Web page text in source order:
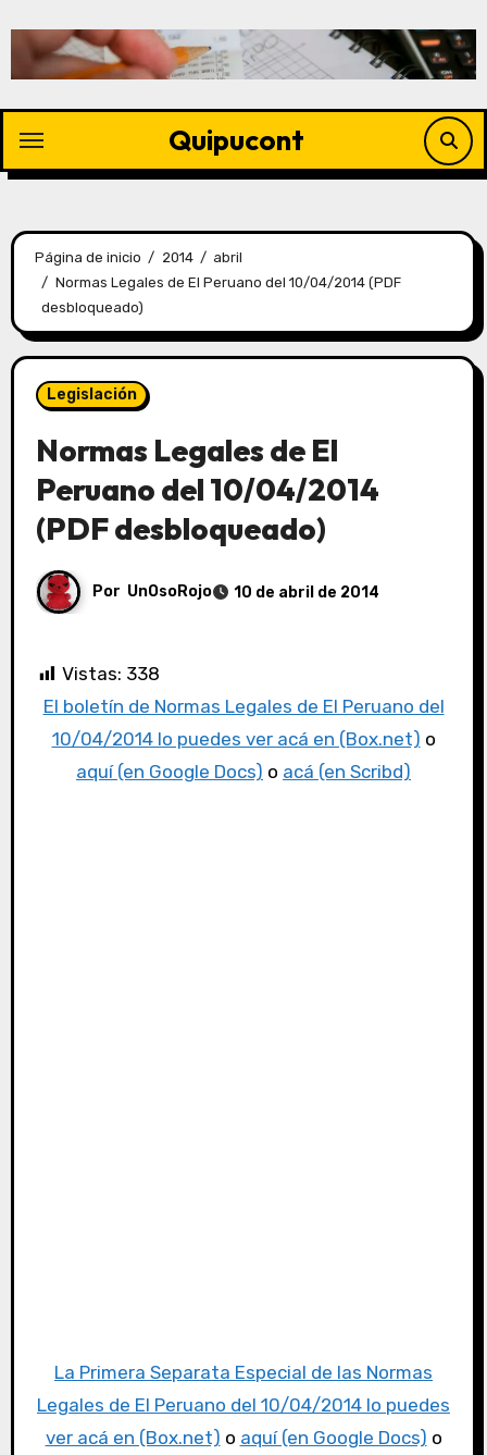
Quipucont
Página de inicio 2014
abril
Normas Legales de El Peruano del 10/04/2014 (PDF
desbloqueado)
Legislación
Normas Legales de El
Peruano del 10/04/2014
(PDF desbloqueado)
Por UnOsoRojo 10 de abril de 2014
Vistas: 338
El boletín de Normas Legales de El Peruano del
10/04/2014 lo puedes ver acá en (Box.net) o
aquí (en Google Docs) o acá (en Scribd)
La Primera Separata Especial de las Normas
Legales de El Peruano del 10/04/2014 lo puedes
ver acá en (Box.net) o aquí (en Google Docs) o